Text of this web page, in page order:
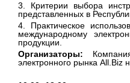
3. Критерии выбора
представленных в
4. Практическое
международному
продукции.
Организаторы:
электронного рынка All.Biz